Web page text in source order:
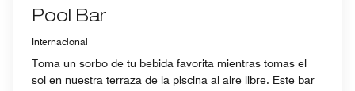
Pool Bar
Internacional
Toma un sorbo de tu bebida favorita mientras tomas el
sol en nuestra terraza de la piscina al aire libre. Este bar